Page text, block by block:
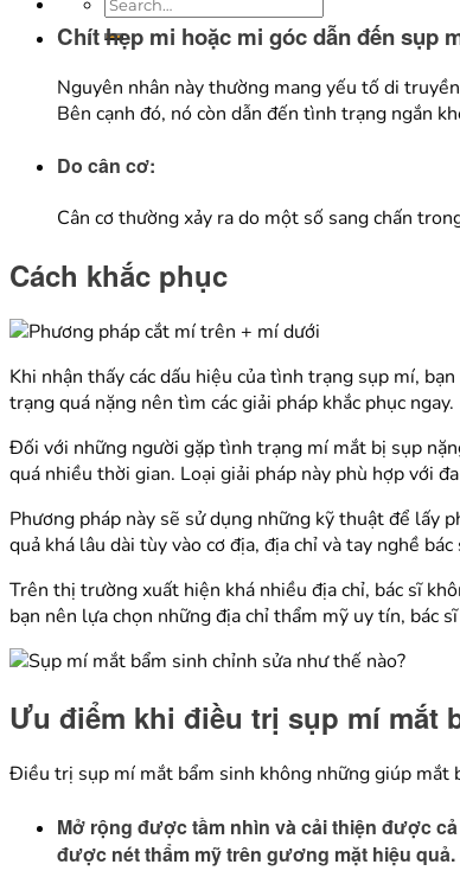
Chít hẹp mi hoặc mi góc dẫn đến sụp
Nguyên nhân này thường mang yếu tố di
Bên cạnh đó, nó còn dẫn đến tình trạng ngắn
Do cân cơ:
Cân cơ thường xảy ra do một số sang chấn
Cách khắc phục
Khi nhận thấy các dấu hiệu của tình trạng sụp mí,
trạng quá nặng nên tìm các giải pháp khắc phục ngay.
Đối với những người gặp tình trạng mí mắt bị sụp
quá nhiều thời gian. Loại giải pháp này phù hợp với
Phương pháp này sẽ sử dụng những kỹ thuật để lấy
quả khá lâu dài tùy vào cơ địa, địa chỉ và tay nghề
Trên thị trường xuất hiện khá nhiều địa chỉ, bác sĩ
bạn nên lựa chọn những địa chỉ thẩm mỹ uy tín, bác
Ưu điểm khi điều trị sụp mí mắt
Điều trị sụp mí mắt bẩm sinh không những giúp mắt
Mở rộng được tầm nhìn và cải thiện được
được nét thẩm mỹ trên gương mặt hiệu quả.